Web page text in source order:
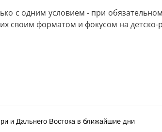
с одним условием - при
своим форматом и фокусом на детско-
и Дальнего Востока в ближайшие дни